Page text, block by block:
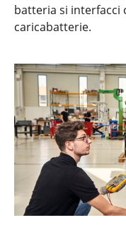
batteria si interfacci
caricabatterie.